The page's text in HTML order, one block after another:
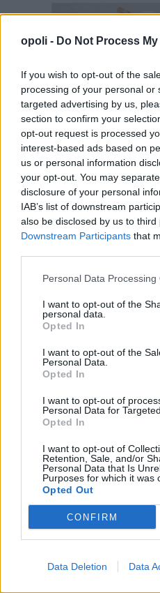
opoli - Do Not Process
If you wish to opt-out of the
processing of your personal or
targeted advertising by us,
section to confirm your
opt-out request is processed
interest-based ads based on
us or personal information
your opt-out. You may
disclosure of your personal
IAB’s list of downstream
also be disclosed by us to third
Downstream Participants that
Personal Data Processing
I want to opt-out of the
personal data.
Opted In
I want to opt-out of the
Personal Data.
Opted In
I want to opt-out of
Personal Data for
Opted In
I want to opt-out of
Retention, Sale, and/or
Personal Data that Is
Purposes for which it was
Opted Out
CONFIRM
Data Deletion Data